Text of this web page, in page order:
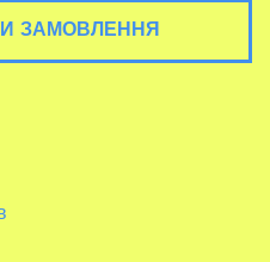
ЗАМОВЛЕННЯ